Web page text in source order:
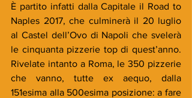
È partito infatti dalla Capitale il Road to
Naples 2017, che culminerà il 20 luglio
al Castel dell’Ovo di Napoli che svelerà
le cinquanta pizzerie top di quest’anno.
Rivelate intanto a Roma, le 350 pizzerie
che vanno, tutte ex aequo, dalla
151esima alla 500esima posizione: a fare